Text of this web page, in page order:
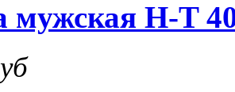
мужская H-T